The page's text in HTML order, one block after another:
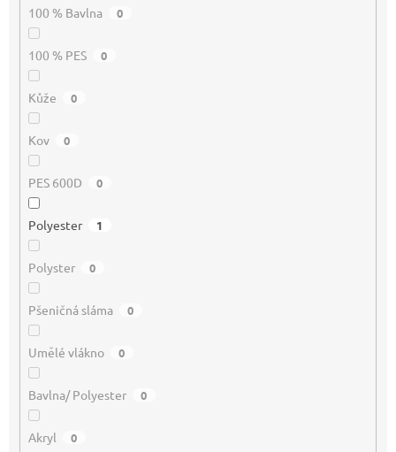
100 % Bavlna 0
100 % PES 0
Kůže 0
Kov 0
PES 600D 0
Polyester 1
Polyster 0
Pšeničná sláma 0
Umělé vlákno 0
Bavlna/ Polyester 0
Akryl 0